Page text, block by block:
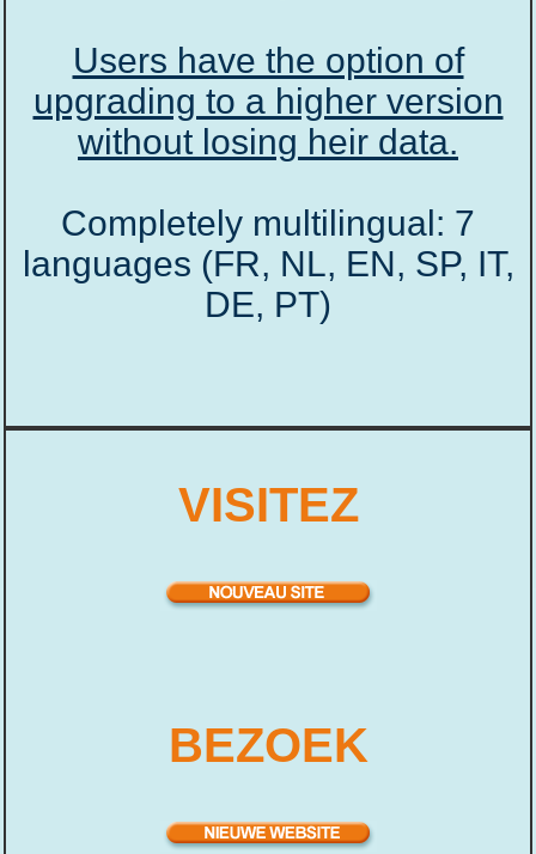
Users have the option of
upgrading to a higher version
without losing heir data.
Completely multilingual: 7
languages (FR, NL, EN, SP, IT,
DE, PT)
VISITEZ
BEZOEK